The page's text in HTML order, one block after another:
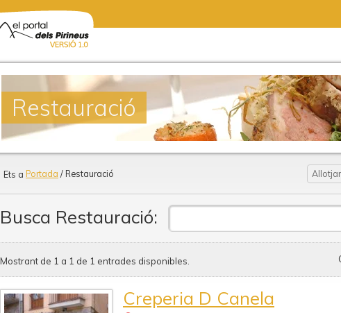
Restauració
Ets a Portada / Restauració
Busca Restauració:
Mostrant de 1 a 1 de 1 entrades disponibles.
Creperia D Canela